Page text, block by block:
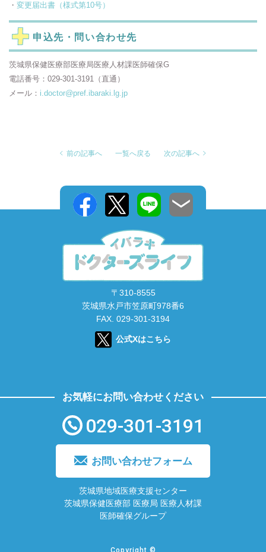
・ 変更届出書（様式第10号）
申込先・問い合わせ先
茨城県保健医療部医療局医療人材課医師確保G
電話番号：029-301-3191（直通）
メール： i.doctor@pref.ibaraki.lg.jp
前の記事へ 一覧へ戻る 次の記事へ
〒310-8555
茨城県水戸市笠原町978番6
FAX. 029-301-3194
公式Xはこちら
お気軽にお問い合わせください
029-301-3191
お問い合わせフォーム
茨城県地域医療支援センター
茨城県保健医療部 医療局 医療人材課
医師確保グループ